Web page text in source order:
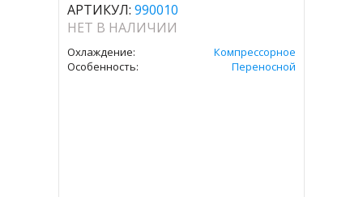
АРТИКУЛ: 990010
НЕТ В НАЛИЧИИ
Охлаждение:
Компрессорное
Особенность:
Переносной